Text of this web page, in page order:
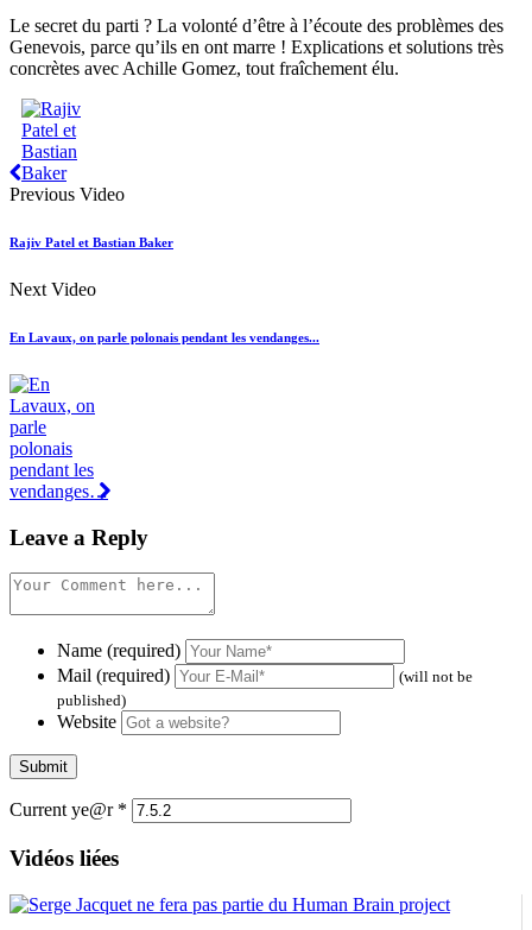
Le secret du parti ? La volonté d’être à l’écoute des problèmes des
Genevois, parce qu’ils en ont marre ! Explications et solutions très
concrètes avec Achille Gomez, tout fraîchement élu.
Previous Video
Rajiv Patel et Bastian Baker
Next Video
En Lavaux, on parle polonais pendant les vendanges...
Leave a Reply
Name (required)
Mail (required)
(will not be
published)
Website
Current ye@r *
Vidéos liées